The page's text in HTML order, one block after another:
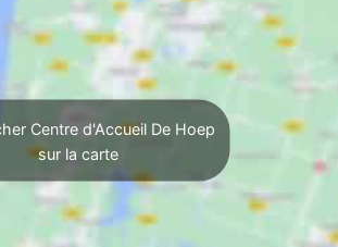
Centre d'Accueil De Hoep
sur la carte